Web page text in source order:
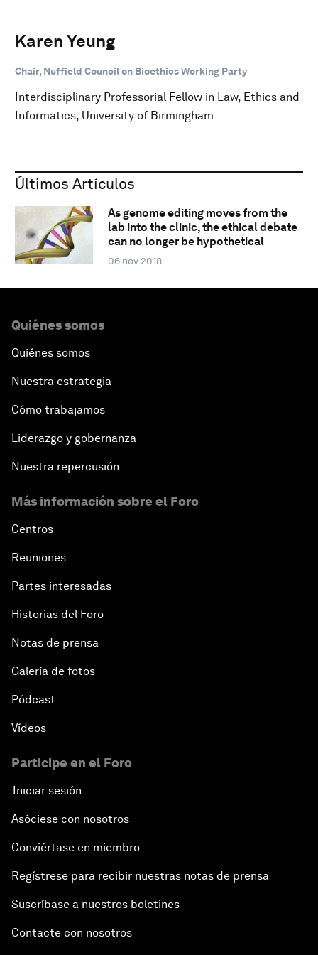
Karen Yeung
Chair, Nuffield Council on Bioethics Working Party
Interdisciplinary Professorial Fellow in Law, Ethics and
Informatics, University of Birmingham
Últimos Artículos
As genome editing moves from the
lab into the clinic, the ethical debate
can no longer be hypothetical
06 nov 2018
Quiénes somos
Quiénes somos
Nuestra estrategia
Cómo trabajamos
Liderazgo y gobernanza
Nuestra repercusión
Más información sobre el Foro
Centros
Reuniones
Partes interesadas
Historias del Foro
Notas de prensa
Galería de fotos
Pódcast
Vídeos
Participe en el Foro
Iniciar sesión
Asóciese con nosotros
Conviértase en miembro
Regístrese para recibir nuestras notas de prensa
Suscríbase a nuestros boletines
Contacte con nosotros